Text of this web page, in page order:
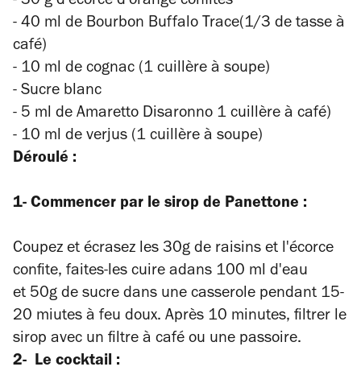
- 40 ml de Bourbon Buffalo Trace(1/3 de tasse à
café)
- 10 ml de cognac (1 cuillère à soupe)
- Sucre blanc
- 5 ml de Amaretto Disaronno 1 cuillère à café)
- 10 ml de verjus (1 cuillère à soupe)
Déroulé :
1- Commencer par le sirop de Panettone :
Coupez et écrasez les 30g de raisins et l'écorce
confite, faites-les cuire adans 100 ml d'eau
et 50g de sucre dans une casserole pendant 15-
20 miutes à feu doux. Après 10 minutes, filtrer le
sirop avec un filtre à café ou une passoire.
2- Le cocktail :